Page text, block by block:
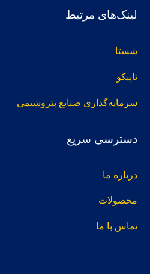
لینک‌های مرتبط
شستا
تاپیکو
سرمایه‌گذاری صنایع پتروشیمی
دسترسی سریع
درباره ما
محصولات
تماس با ما